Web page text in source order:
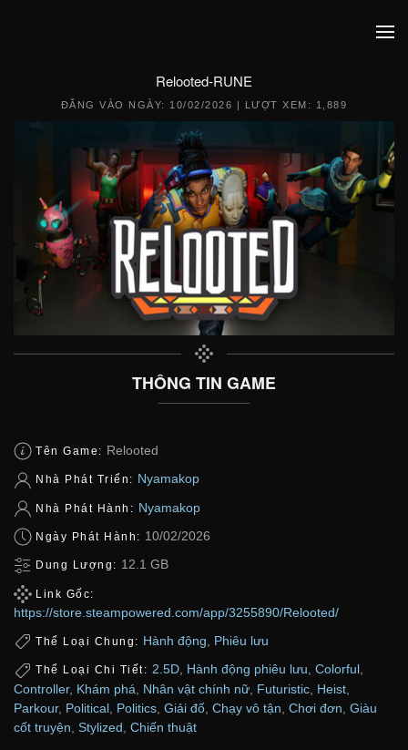
Relooted-RUNE
ĐĂNG VÀO NGÀY: 10/02/2026 | LƯỢT XEM: 1,889
THÔNG TIN GAME
Tên Game: Relooted
Nhà Phát Triển: Nyamakop
Nhà Phát Hành: Nyamakop
Ngày Phát Hành: 10/02/2026
Dung Lượng: 12.1 GB
Link Gốc:
https://store.steampowered.com/app/3255890/Relooted/
Thể Loại Chung: Hành động Phiêu lưu
Thể Loại Chi Tiết: 2.5D, Hành động phiêu lưu, Colorful,
Controller, Khám phá Nhân vật chính nữ Futuristic Heist
Parkour, Political Politics Giải đố Chạy vô tận Chơi đơn Giàu
cốt truyện Stylized Chiến thuật